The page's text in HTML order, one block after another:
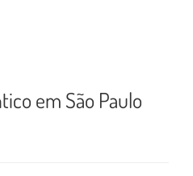
em São Paulo